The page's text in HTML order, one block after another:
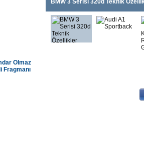
Olmaz
Fragmanı
BMW 3 Serisi 320d Teknik